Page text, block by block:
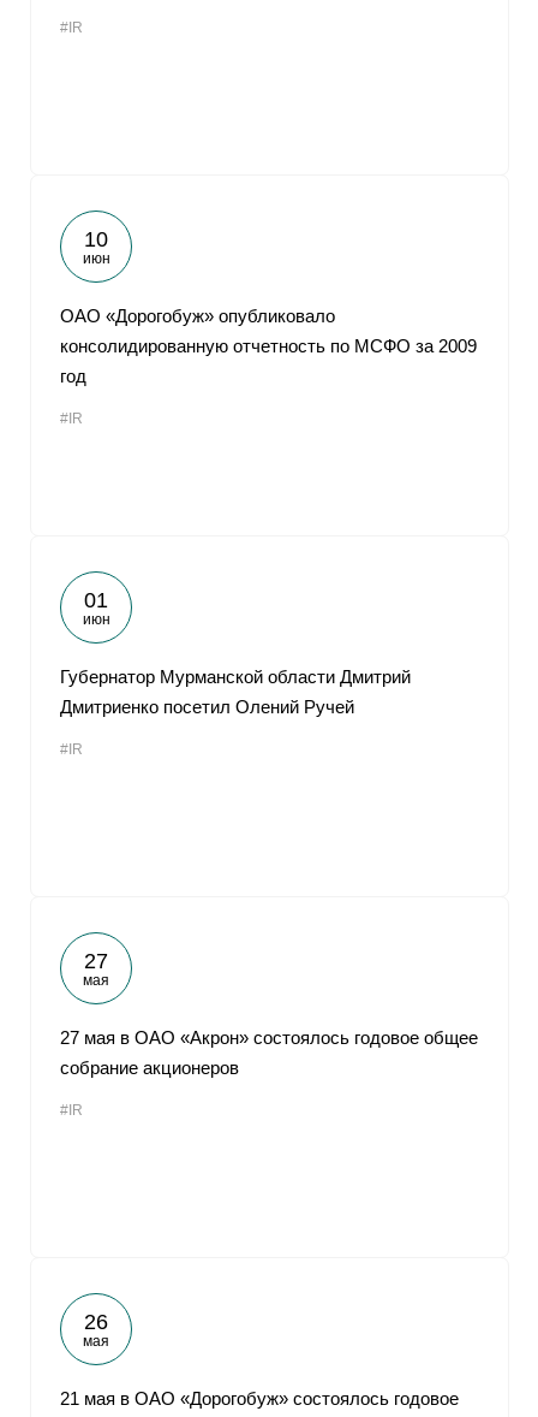
#IR
10
июн
ОАО «Дорогобуж» опубликовало
консолидированную отчетность по МСФО за 2009
год
#IR
01
июн
Губернатор Мурманской области Дмитрий
Дмитриенко посетил Олений Ручей
#IR
27
мая
27 мая в ОАО «Акрон» состоялось годовое общее
собрание акционеров
#IR
26
мая
21 мая в ОАО «Дорогобуж» состоялось годовое